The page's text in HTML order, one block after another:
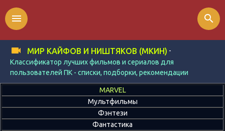
МИР КАЙФОВ И НИШТЯКОВ (МКИН) -
Классификатор лучших фильмов и сериалов для
пользователей ПК - списки, подборки, рекомендации
menu search
MARVEL
Мультфильмы
Фэнтези
Фантастика